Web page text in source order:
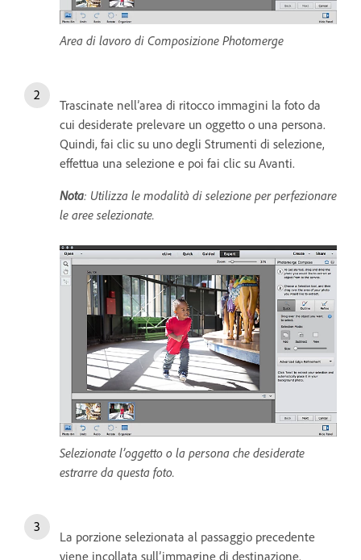
Area di lavoro di Composizione Photomerge
Trascinate nell’area di ritocco immagini la foto da
cui desiderate prelevare un oggetto o una persona.
Quindi, fai clic su uno degli Strumenti di selezione,
effettua una selezione e poi fai clic su Avanti.
Nota: Utilizza le modalità di selezione per perfezionare
le aree selezionate.
Selezionate l’oggetto o la persona che desiderate
estrarre da questa foto.
La porzione selezionata al passaggio precedente
viene incollata sull’immagine di destinazione.